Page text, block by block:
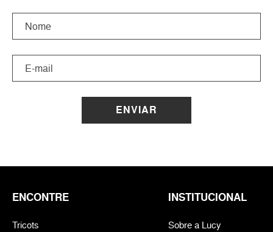
ENVIAR
ENCONTRE
Tricots
INSTITUCIONAL
Sobre a Lucy